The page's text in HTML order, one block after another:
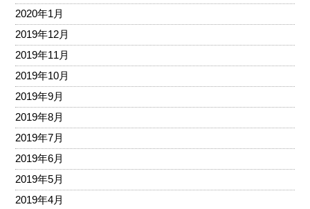
2020年1月
2019年12月
2019年11月
2019年10月
2019年9月
2019年8月
2019年7月
2019年6月
2019年5月
2019年4月